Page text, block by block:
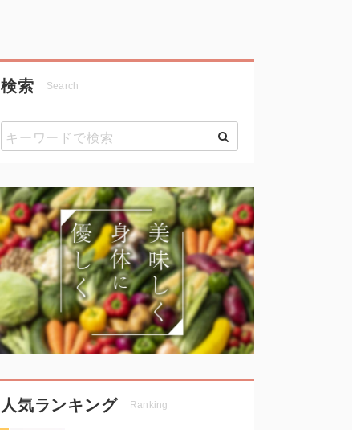
検索 Search
人気ランキング Ranking